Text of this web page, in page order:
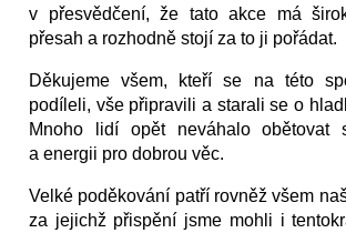
v přesvědčení, že tato akce má
přesah a rozhodně stojí za to ji pořádat.
Děkujeme všem, kteří se na této
podíleli, vše připravili a starali se o
Mnoho lidí opět neváhalo obětovat
a energii pro dobrou věc.
Velké poděkování patří rovněž všem
za jejichž přispění jsme mohli i